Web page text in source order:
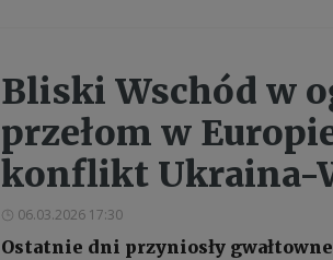
Bliski Wschód w
przełom w
konflikt Ukraina-
06.03.2026 17:30
Ostatnie dni przyniosły